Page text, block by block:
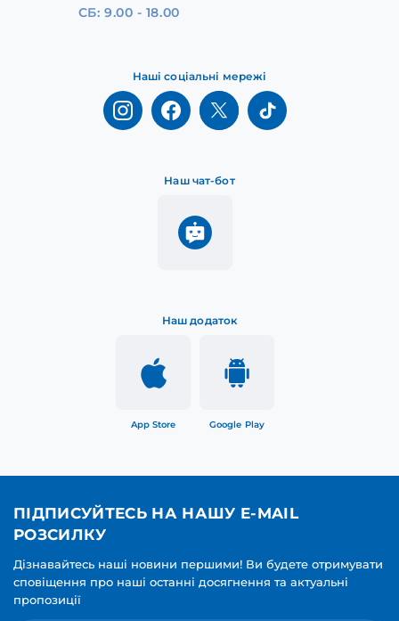
Наш додаток
App Store Google Play
Наш чат-бот
Наші соціальні мережі
СБ: 9.00 - 18.00
ПІДПИСУЙТЕСЬ НА НАШУ E-MAIL
РОЗСИЛКУ
Дізнавайтесь наші новини першими! Ви будете отримувати
сповіщення про наші останні досягнення та актуальні
пропозиції